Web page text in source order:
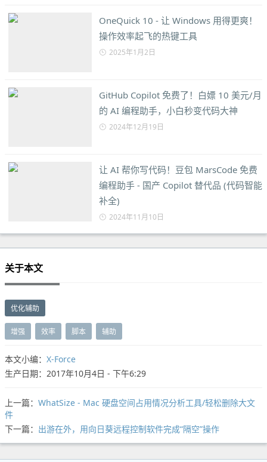
OneQuick 10 - 让 Windows 用得更爽！
操作效率起飞的热键工具
2025年1月2日
GitHub Copilot 免费了！白嫖 10 美元/月
的 AI 编程助手，小白秒变代码大神
2024年12月19日
让 AI 帮你写代码！豆包 MarsCode 免费
编程助手 - 国产 Copilot 替代品 (代码智能
补全)
2024年11月10日
关于本文
优化辅助
增强 效率 脚本 辅助
本文小编： X-Force
生产日期：2017年10月4日 - 下午6:29
上一篇： WhatSize - Mac 硬盘空间占用情况分析工具/轻松删除大文
件
下一篇： 出游在外，用向日葵远程控制软件完成“隔空”操作